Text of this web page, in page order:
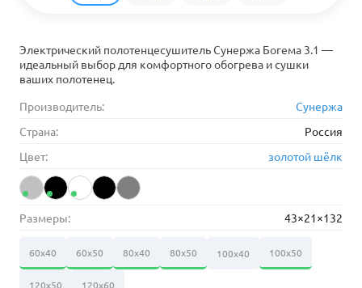
Электрический полотенцесушитель Сунержа Богема 3.1 —
идеальный выбор для комфортного обогрева и сушки
ваших полотенец.
Производитель:
Сунержа
Страна:
Россия
Цвет:
золотой шёлк
Размеры: 43×21×132
60х40 60х50 80х40 80х50 100х40 100х50
120х50 120х60